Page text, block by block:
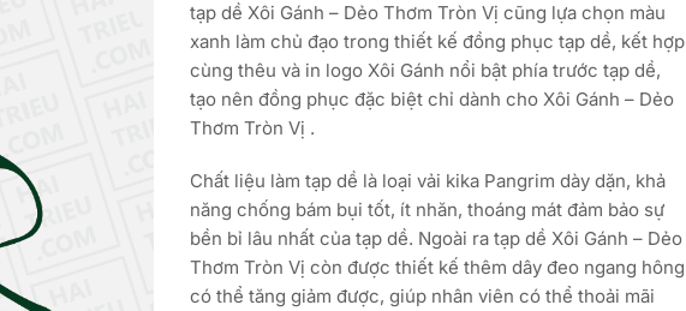
tạp dề Xôi Gánh – Dẻo Thơm Tròn Vị cũng lựa chọn màu
xanh làm chủ đạo trong thiết kế đồng phục tạp dề, kết hợp
cùng thêu và in logo Xôi Gánh nổi bật phía trước tạp dề,
tạo nên đồng phục đặc biệt chỉ dành cho Xôi Gánh – Dẻo
Thơm Tròn Vị .
Chất liệu làm tạp dề là loại vải kika Pangrim dày dặn, khả
năng chống bám bụi tốt, ít nhăn, thoáng mát đảm bảo sự
bền bỉ lâu nhất của tạp dề. Ngoài ra tạp dề Xôi Gánh – Dẻo
Thơm Tròn Vị còn được thiết kế thêm dây đeo ngang hông
có thể tăng giảm được, giúp nhân viên có thể thoải mãi